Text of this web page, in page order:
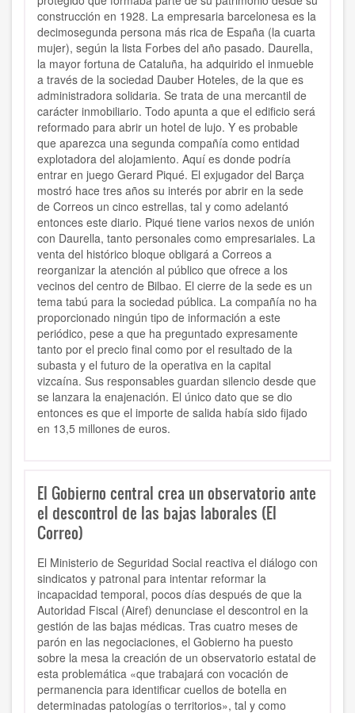
construcción en 1928. La empresaria barcelonesa es la
decimosegunda persona más rica de España (la cuarta
mujer), según la lista Forbes del año pasado. Daurella,
la mayor fortuna de Cataluña, ha adquirido el inmueble
a través de la sociedad Dauber Hoteles, de la que es
administradora solidaria. Se trata de una mercantil de
carácter inmobiliario. Todo apunta a que el edificio será
reformado para abrir un hotel de lujo. Y es probable
que aparezca una segunda compañía como entidad
explotadora del alojamiento. Aquí es donde podría
entrar en juego Gerard Piqué. El exjugador del Barça
mostró hace tres años su interés por abrir en la sede
de Correos un cinco estrellas, tal y como adelantó
entonces este diario. Piqué tiene varios nexos de unión
con Daurella, tanto personales como empresariales. La
venta del histórico bloque obligará a Correos a
reorganizar la atención al público que ofrece a los
vecinos del centro de Bilbao. El cierre de la sede es un
tema tabú para la sociedad pública. La compañía no ha
proporcionado ningún tipo de información a este
periódico, pese a que ha preguntado expresamente
tanto por el precio final como por el resultado de la
subasta y el futuro de la operativa en la capital
vizcaína. Sus responsables guardan silencio desde que
se lanzara la enajenación. El único dato que se dio
entonces es que el importe de salida había sido fijado
en 13,5 millones de euros.
El Gobierno central crea un observatorio ante
el descontrol de las bajas laborales (El
Correo)
El Ministerio de Seguridad Social reactiva el diálogo con
sindicatos y patronal para intentar reformar la
incapacidad temporal, pocos días después de que la
Autoridad Fiscal (Airef) denunciase el descontrol en la
gestión de las bajas médicas. Tras cuatro meses de
parón en las negociaciones, el Gobierno ha puesto
sobre la mesa la creación de un observatorio estatal de
esta problemática «que trabajará con vocación de
permanencia para identificar cuellos de botella en
determinadas patologías o territorios», tal y como